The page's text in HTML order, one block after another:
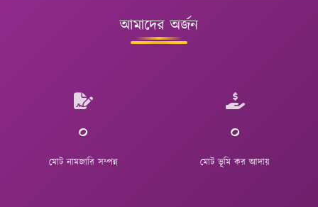
আমাদের অর্জন
০
মোট নামজারি সম্পন্ন
০
মোট ভূমি কর আদায়